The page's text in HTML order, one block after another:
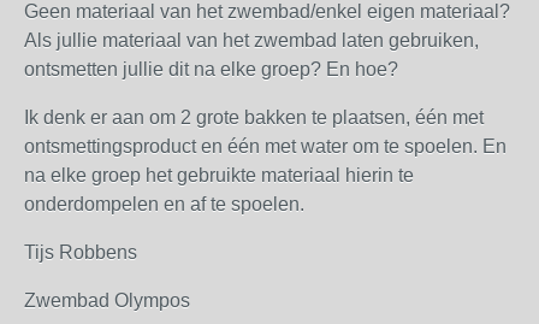
Geen materiaal van het zwembad/enkel eigen materiaal?
Als jullie materiaal van het zwembad laten gebruiken,
ontsmetten jullie dit na elke groep? En hoe?
Ik denk er aan om 2 grote bakken te plaatsen, één met
ontsmettingsproduct en één met water om te spoelen. En
na elke groep het gebruikte materiaal hierin te
onderdompelen en af te spoelen.
Tijs Robbens
Zwembad Olympos